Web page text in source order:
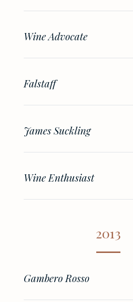
Wine Advocate
Falstaff
James Suckling
Wine Enthusiast
2013
Gambero Rosso